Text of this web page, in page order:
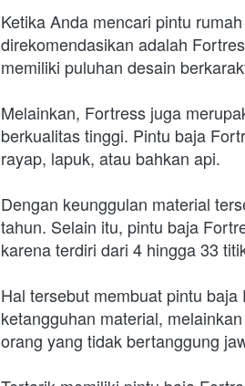
Ketika Anda mencari pintu
direkomendasikan adalah
memiliki puluhan desain
Melainkan, Fortress juga
berkualitas tinggi. Pintu baja
rayap, lapuk, atau bahkan api.
Dengan keunggulan material
tahun. Selain itu, pintu baja
karena terdiri dari 4 hingga 33
Hal tersebut membuat pintu
ketangguhan material,
orang yang tidak bertanggung